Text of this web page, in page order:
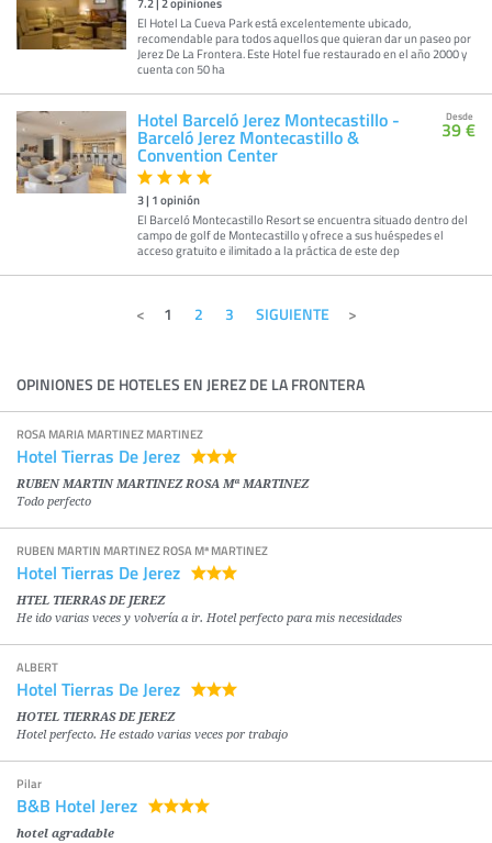
El Hotel La Cueva Park está excelentemente ubicado,
recomendable para todos aquellos que quieran dar un paseo por
Jerez De La Frontera. Este Hotel fue restaurado en el año 2000 y
cuenta con 50 ha
Hotel Barceló Jerez Montecastillo -
Barceló Jerez Montecastillo &
Convention Center
3| 1opinión
El Barceló Montecastillo Resort se encuentra situado dentro del
campo de golf de Montecastillo y ofrece a sus huéspedes el
acceso gratuito e ilimitado a la práctica de este dep
Desde
39 €
1 2 3 SIGUIENTE
OPINIONES DE HOTELES EN JEREZ DE LA FRONTERA
ROSA MARIA MARTINEZ MARTINEZ
Hotel Tierras De Jerez
RUBEN MARTIN MARTINEZ ROSA Mª MARTINEZ
Todo perfecto
RUBEN MARTIN MARTINEZ ROSA Mª MARTINEZ
Hotel Tierras De Jerez
HTEL TIERRAS DE JEREZ
He ido varias veces y volvería a ir. Hotel perfecto para mis necesidades
ALBERT
Hotel Tierras De Jerez
HOTEL TIERRAS DE JEREZ
Hotel perfecto. He estado varias veces por trabajo
Pilar
B&B Hotel Jerez
hotel agradable